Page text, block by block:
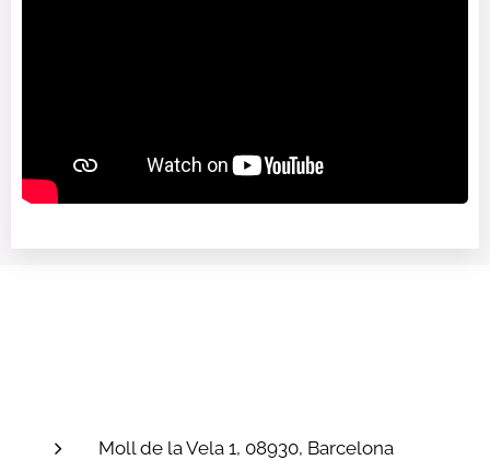
Moll de la Vela 1, 08930, Barcelona